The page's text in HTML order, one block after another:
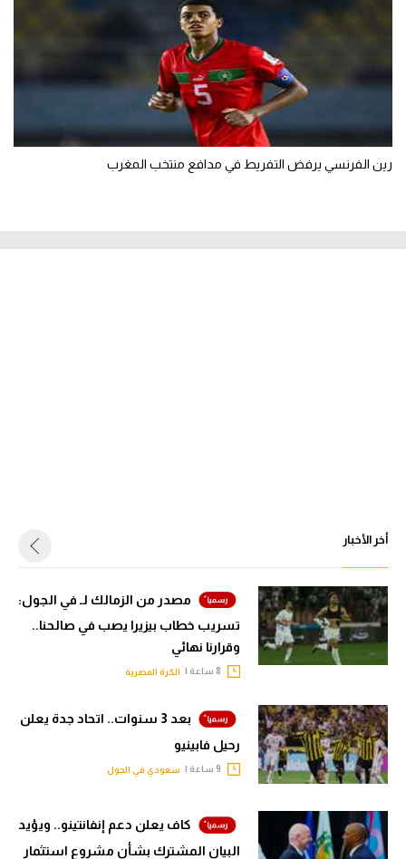
رين الفرنسي يرفض التفريط في مدافع منتخب المغرب
أخر الأخبار
مصدر من الزمالك لـ في الجول:
تسريب خطاب بيزيرا يصب في صالحنا..
وقرارنا نهائي
الكرة المصرية
بعد 3 سنوات.. اتحاد جدة يعلن
رحيل فابينيو
سعودي في الجول
كاف يعلن دعم إنفانتينو.. ويؤيد
البيان المشترك بشأن مشروع استثمار